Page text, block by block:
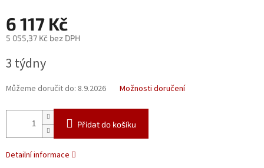
6 117 Kč
5 055,37 Kč bez DPH
cena:
3 týdny
Můžeme doručit do: 8.9.2026 Možnosti doručení
Přidat do košíku
Detailní informace